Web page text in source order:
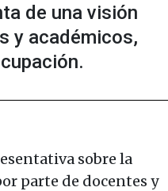
de una visión
y académicos,
sobre la
parte de docentes y